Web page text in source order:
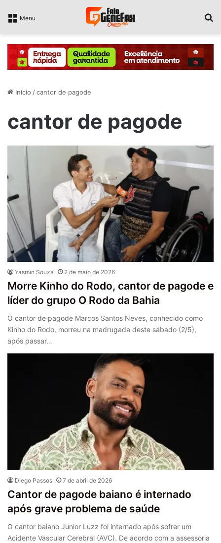
Menu
Início /cantor de pagode
cantor de pagode
Yasmin Souza 2 de maio de 2026
Morre Kinho do Rodo, cantor de pagode e
líder do grupo O Rodo da Bahia
O cantor de pagode Marcos Santos Neves, conhecido como
Kinho do Rodo, morreu na madrugada deste sábado (2/5),
após passar…
Diego Passos 7 de abril de 2026
Cantor de pagode baiano é internado
após grave problema de saúde
O cantor baiano Junior Luzz foi internado após sofrer um
Acidente Vascular Cerebral (AVC). De acordo com a assessoria